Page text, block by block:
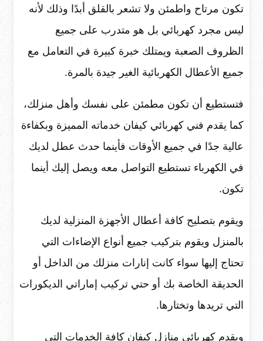
تكون مرتاح واطمئن ولا تشعر بالقلق أبدًا وذلك لأنه
ليس مجرد كهربائي بل هو متدرب على جميع
الظروف الصعبة ويمتلك خبرة كبيرة في التعامل مع
جميع الأعطال الكهربائية الغير جيدة بالمرة.
فتستطيع أن تكون مطمئن على نفسك وأهل منزلك،
كما يقدم فني كهربائي كيفان خدماته المميزة وبكفاءة
عالية جدًا في جميع الأوقات فأينما حدث عطل لديك
في الكهرباء تستطيع التواصل معه ويصل إليك أينما
تكون.
ويقوم بتصليح كافة أعطال الأجهزة المنزلية لديك
بالمنزل ويقوم بتركيب جميع أنواع الإضاءات التي
تحتاج إليها سواء كانت إنارات منزلك من الداخل أو
الحديقة الخاصة بك أو حتي تركيب إماراتي الديكورات
التي تريدها وتختارها.
ويقدم كهربائي منازل كيفان كافة الخدمات التي